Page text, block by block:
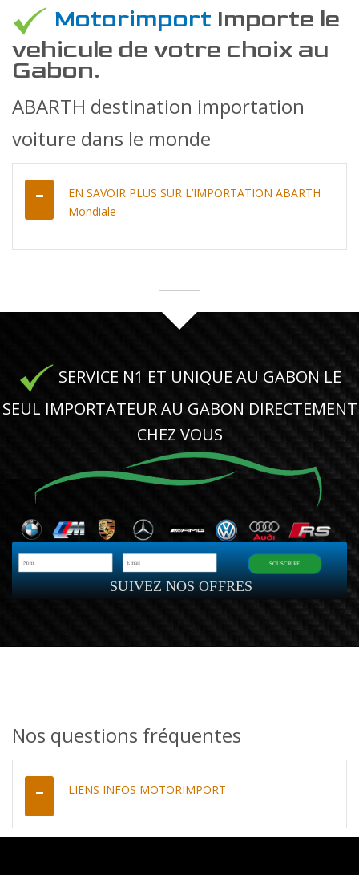
Motorimport Importe le
vehicule de votre choix au
Gabon.
ABARTH destination importation
voiture dans le monde
EN SAVOIR PLUS SUR L’IMPORTATION ABARTH
Mondiale
SERVICE N1 ET UNIQUE AU GABON LE
SEUL IMPORTATEUR AU GABON DIRECTEMENT
CHEZ VOUS
SUIVEZ NOS OFFRES
SOUSCRIRE
Nos questions fréquentes
LIENS INFOS MOTORIMPORT